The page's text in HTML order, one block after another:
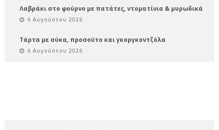
Λαβράκι στο φούρνο με πατάτες, ντοματίνια & μυρωδικά
6 Αυγούστου 2026
Τάρτα με σύκα, προσούτο και γκοργκοντζόλα
6 Αυγούστου 2026